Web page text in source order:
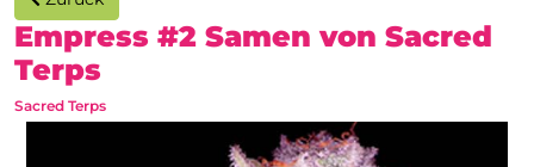
Empress #2 Samen von Sacred
Terps
Sacred Terps